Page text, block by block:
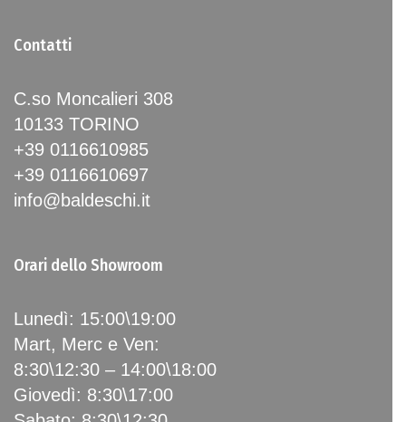
Contatti
C.so Moncalieri 308
10133 TORINO
+39 0116610985
+39 0116610697
info@baldeschi.it
Orari dello Showroom
Lunedì: 15:00\19:00
Mart, Merc e Ven:
8:30\12:30 – 14:00\18:00
Giovedì: 8:30\17:00